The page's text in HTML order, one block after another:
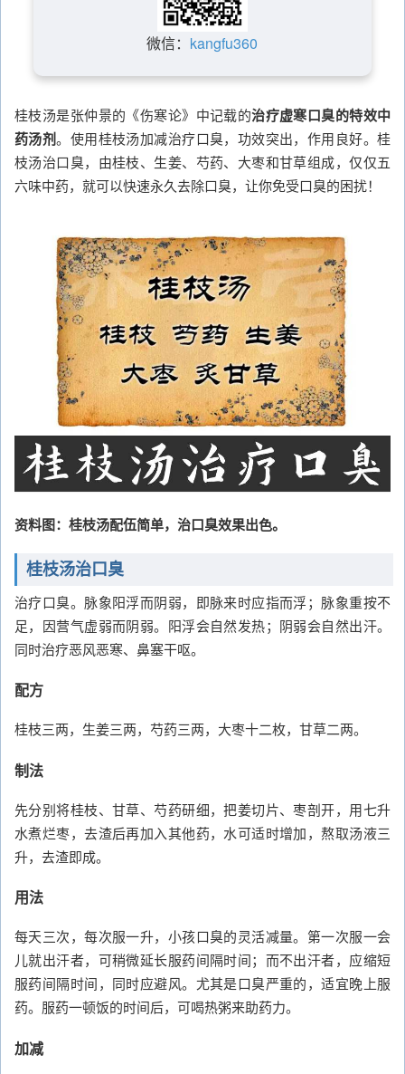
微信： kangfu360
桂枝汤是张仲景的《伤寒论》中记载的治疗虚寒口臭的特效中
药汤剂。使用桂枝汤加减治疗口臭，功效突出，作用良好。桂
枝汤治口臭，由桂枝、生姜、芍药、大枣和甘草组成，仅仅五
六味中药，就可以快速永久去除口臭，让你免受口臭的困扰！
资料图：桂枝汤配伍简单，治口臭效果出色。
桂枝汤治口臭
治疗口臭。脉象阳浮而阴弱，即脉来时应指而浮；脉象重按不
足，因营气虚弱而阴弱。阳浮会自然发热；阴弱会自然出汗。
同时治疗恶风恶寒、鼻塞干呕。
配方
桂枝三两，生姜三两，芍药三两，大枣十二枚，甘草二两。
制法
先分别将桂枝、甘草、芍药研细，把姜切片、枣剖开，用七升
水煮烂枣，去渣后再加入其他药，水可适时增加，熬取汤液三
升，去渣即成。
用法
每天三次，每次服一升，小孩口臭的灵活减量。第一次服一会
儿就出汗者，可稍微延长服药间隔时间；而不出汗者，应缩短
服药间隔时间，同时应避风。尤其是口臭严重的，适宜晚上服
药。服药一顿饭的时间后，可喝热粥来助药力。
加减